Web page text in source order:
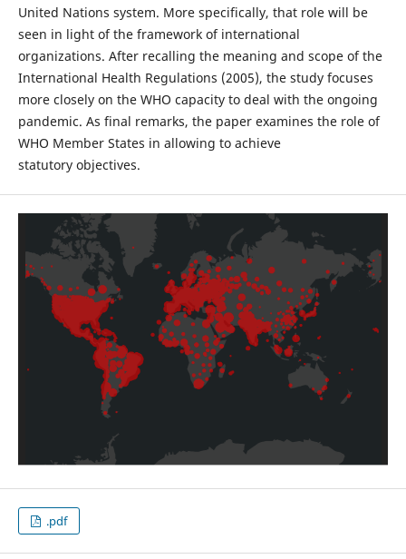
United Nations system. More specifically, that role will be
seen in light of the framework of international
organizations. After recalling the meaning and scope of the
International Health Regulations (2005), the study focuses
more closely on the WHO capacity to deal with the ongoing
pandemic. As final remarks, the paper examines the role of
WHO Member States in allowing to achieve
statutory objectives.
.pdf